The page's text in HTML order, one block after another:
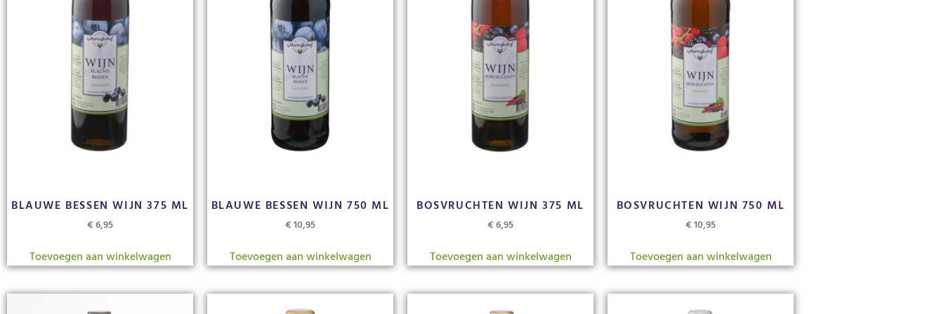
BLAUWE BESSEN WIJN 375 ML
€6,95
Toevoegen aan winkelwagen
BLAUWE BESSEN WIJN 750 ML
€10,95
Toevoegen aan winkelwagen
BOSVRUCHTEN WIJN 375 ML
€6,95
Toevoegen aan winkelwagen
BOSVRUCHTEN WIJN 750 ML
€10,95
Toevoegen aan winkelwagen